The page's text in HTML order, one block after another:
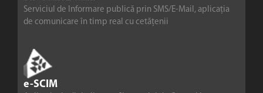
Serviciul de Informare publică prin SMS/E-Mail, aplicația
de comunicare în timp real cu cetățenii
e-SCIM